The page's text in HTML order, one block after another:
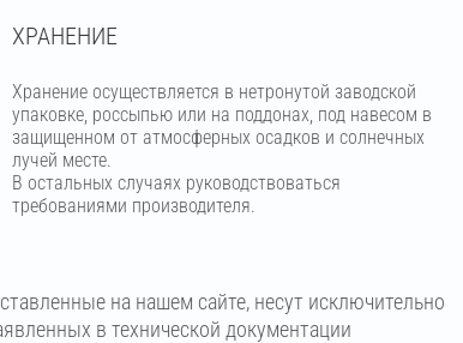
ХРАНЕНИЕ
Хранение осуществляется в нетронутой заводской
упаковке, россыпью или на поддонах, под навесом в
защищенном от атмосферных осадков и солнечных
лучей месте.
В остальных случаях руководствоваться
требованиями производителя.
на нашем сайте, несут исключительно
в технической документации